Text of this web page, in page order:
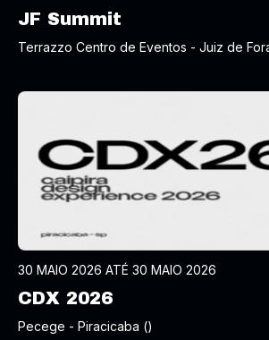
JF Summit
Terrazzo Centro de Eventos - Juiz de
30 MAIO 2026 ATÉ 30 MAIO 2026
CDX 2026
Pecege - Piracicaba ()